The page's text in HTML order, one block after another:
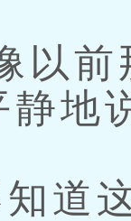
前
静
道